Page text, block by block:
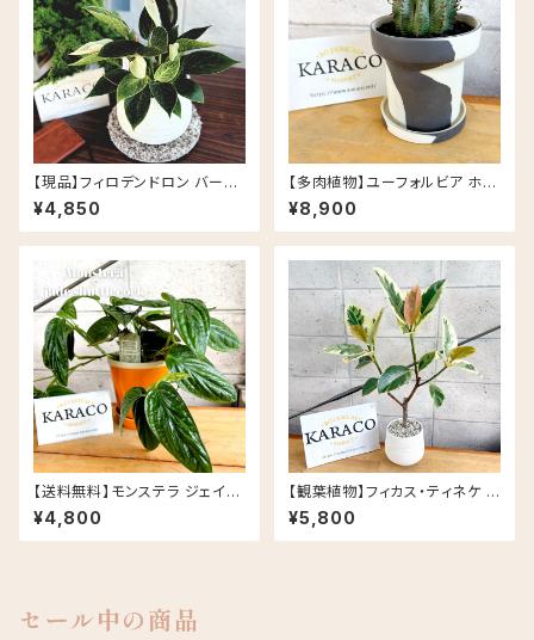
【現品】フィロデンドロン バーキ
ン 斑入り ナチュラルな陶器鉢(5
号相当)
¥4,850
【多肉植物】ユーフォルビア ホリ
ダ PLUS the green FIKA PO
T セサミラテ
¥8,900
【送料無料】モンステラ ジェイド
シャトルコック 5号 グロッシーポ
ット アプリコット 皿セット セラミ
ック鉢
¥4,800
【観葉植物】フィカス・ティネケ 5
号 陶器鉢 鉢カラー/ホワイト
¥5,800
セール中の商品